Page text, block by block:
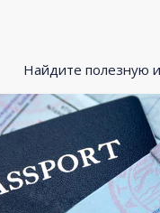
Найдите полезную